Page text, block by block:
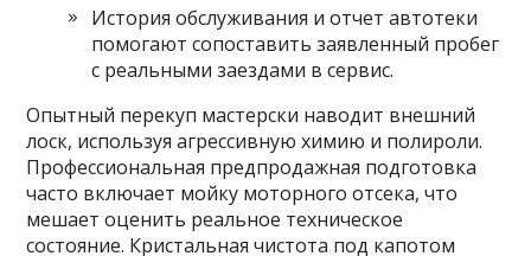
История обслуживания и отчет автотеки
помогают сопоставить заявленный пробег
с реальными заездами в сервис.
Опытный перекуп мастерски наводит внешний
лоск, используя агрессивную химию и полироли.
Профессиональная предпродажная подготовка
часто включает мойку моторного отсека, что
мешает оценить реальное техническое
состояние. Кристальная чистота под капотом